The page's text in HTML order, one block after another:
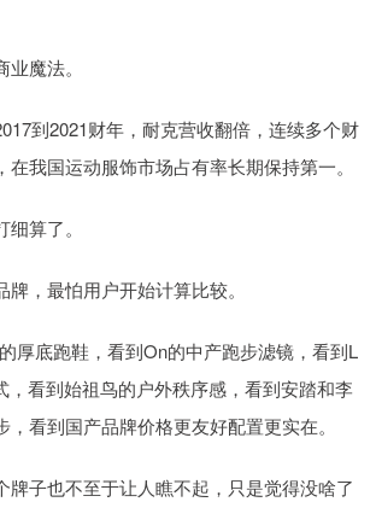
魔法。
到2021财年，耐克营收翻倍，连续多个财
我国运动服饰市场占有率长期保持第一。
算了。
，最怕用户开始计算比较。
厚底跑鞋，看到On的中产跑步滤镜，看到L
，看到始祖鸟的户外秩序感，看到安踏和李
看到国产品牌价格更友好配置更实在。
牌子也不至于让人瞧不起，只是觉得没啥了